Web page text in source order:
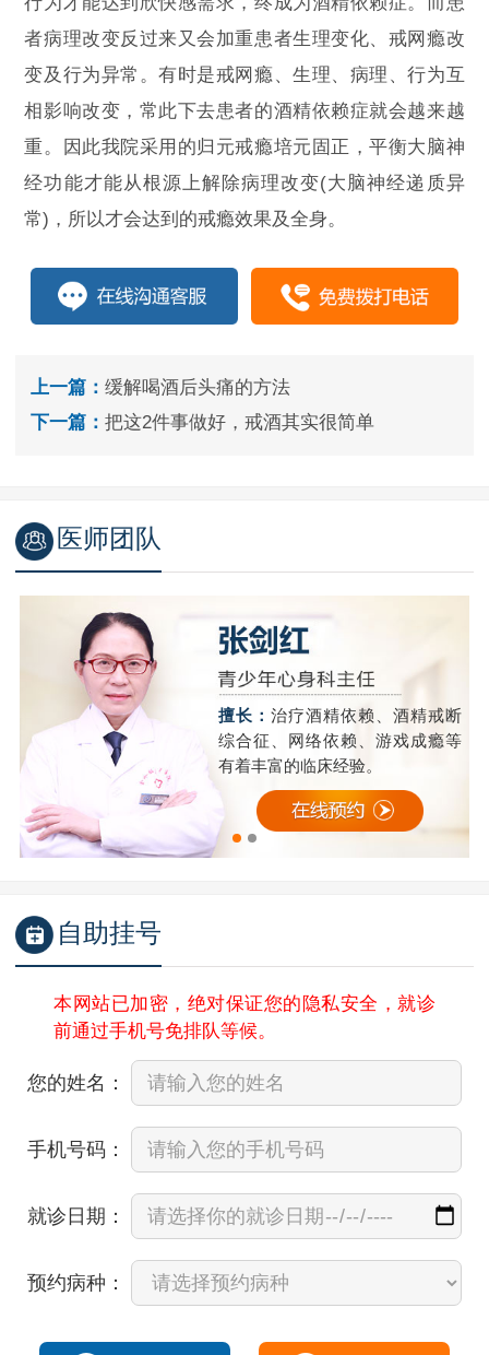
者病理改变反过来又会加重患者生理变化、戒网瘾改
变及行为异常。有时是戒网瘾、生理、病理、行为互
相影响改变，常此下去患者的酒精依赖症就会越来越
重。因此我院采用的归元戒瘾培元固正，平衡大脑神
经功能才能从根源上解除病理改变(大脑神经递质异
常)，所以才会达到的戒瘾效果及全身。
上一篇： 缓解喝酒后头痛的方法
下一篇： 把这2件事做好，戒酒其实很简单
医师团队
擅长：治疗酒精依赖、酒精戒断
综合征、网络依赖、游戏成瘾等
有着丰富的临床经验。
自助挂号
本网站已加密，绝对保证您的隐私安全，就诊
前通过手机号免排队等候。
您的姓名：
手机号码：
就诊日期：
预约病种：